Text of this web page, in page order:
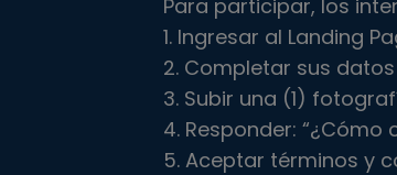
Para participar, los
1. Ingresar al Landing
2. Completar sus
3. Subir una (1)
4. Responder:
5. Aceptar términos y